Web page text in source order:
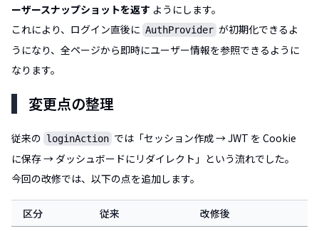
ーザースナップショットを返す ようにします。
これにより、ログイン直後に AuthProvider が初期化できるよ
うになり、全ページから即時にユーザー情報を参照できるように
なります。
変更点の整理
従来の loginAction では「セッション作成 → JWT を Cookie
に保存 → ダッシュボードにリダイレクト」という流れでした。
今回の改修では、以下の点を追加します。
区分 従来
改修後